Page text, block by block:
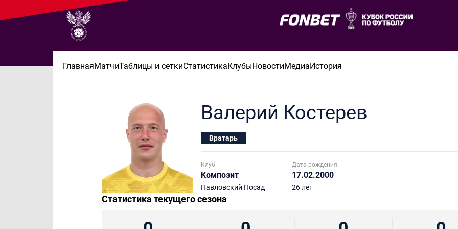
ГлавнаяМатчиТаблицы и сеткиСтатистикаКлубыНовостиМедиаИстория
Валерий Костерев
Вратарь
Клуб
Композит
Павловский Посад
Дата рождения
17.02.2000
26 лет
Статистика текущего сезона